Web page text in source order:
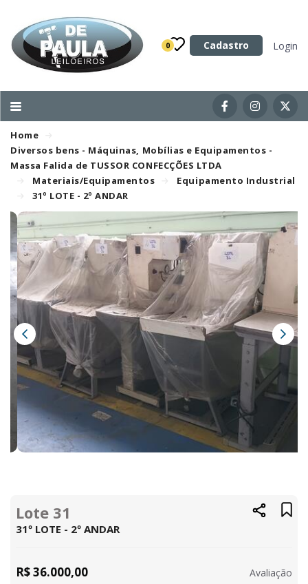
0 Cadastro Login
Categoria
Imóveis
Acessórios para Veículos
Máquinas
Home
Diversos bens - Máquinas, Mobílias e Equipamentos -
Massa Falida de TUSSOR CONFECÇÕES LTDA
Materiais/Equipamentos
Equipamento Industrial
31º LOTE - 2º ANDAR
Lote 31
31º LOTE - 2º ANDAR
R$ 36.000,00 Avaliação